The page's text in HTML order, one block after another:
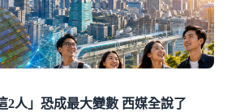
2人」恐成最大變數 西媒全說了